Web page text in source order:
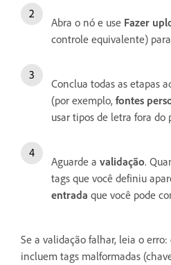
Abra o nó e use Fazer
controle equivalente)
Conclua todas as etapas
(por exemplo, fontes
usar tipos de letra fora do
Aguarde a validação.
tags que você definiu
entrada que você pode
Se a validação falhar, leia o
incluem tags malformadas